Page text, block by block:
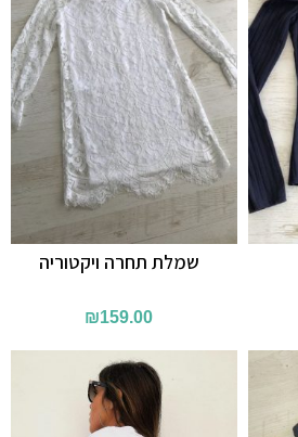
שמלת תחרה ויקטוריה
₪159.00